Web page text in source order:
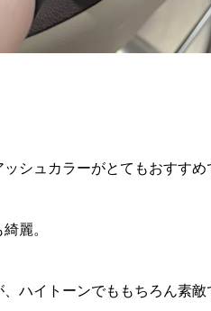
シュカラーがとてもおすすめ
麗。
ハイトーンでももちろん素敵